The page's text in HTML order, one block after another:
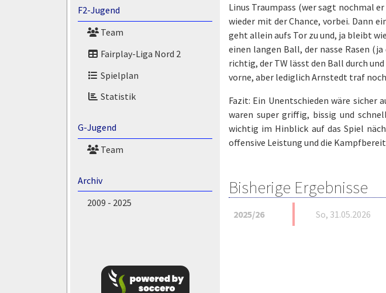
F2-Jugend
Team
Fairplay-Liga Nord 2
Spielplan
Statistik
G-Jugend
Team
Archiv
2009 - 2025
Linus Traumpass (wer sagt nochmal
wieder mit der Chance, vorbei. Dann
geht allein aufs Tor zu und, ja bleibt
einen langen Ball, der nasse Rasen
richtig, der TW lässt den Ball durch
vorne, aber lediglich Arnstedt traf
Fazit: Ein Unentschieden wäre sicher
waren super griffig, bissig und
wichtig im Hinblick auf das Spiel
offensive Leistung und die
Bisherige Ergebnisse
2025/26 So, 31.05.2026